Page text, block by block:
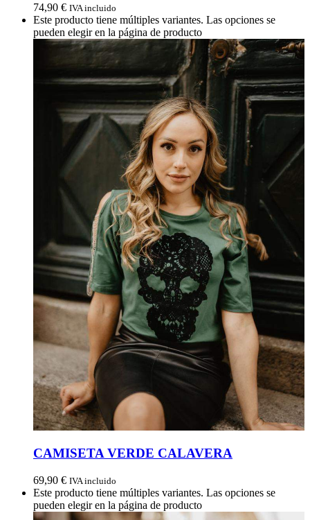
74,90 € IVA incluido
Este producto tiene múltiples variantes. Las opciones se
pueden elegir en la página de producto
CAMISETA VERDE CALAVERA
69,90 € IVA incluido
Este producto tiene múltiples variantes. Las opciones se
pueden elegir en la página de producto